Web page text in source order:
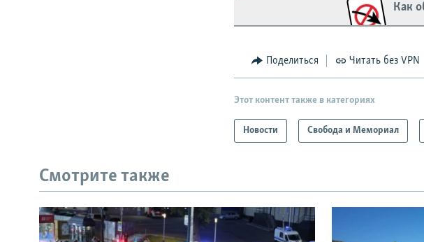
Как
Поделиться Читать без VPN
Этот контент также в категориях
Новости Свобода и Мемориал
Смотрите также